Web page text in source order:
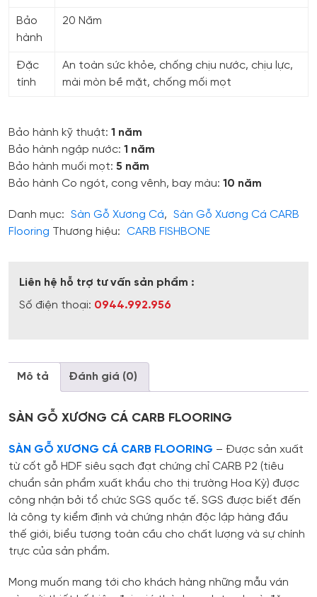
Bảo
hành
20 Năm
Đặc
tính
An toàn sức khỏe, chống chịu nước, chịu lực,
mài mòn bề mặt, chống mối mọt
Bảo hành kỹ thuật: 1 năm
Bảo hành ngập nước: 1 năm
Bảo hành muối mọt: 5 năm
Bảo hành Co ngót, cong vênh, bay màu: 10 năm
Danh mục: Sàn Gỗ Xương Cá, Sàn Gỗ Xương Cá CARB
Flooring Thương hiệu: CARB FISHBONE
Liên hệ hỗ trợ tư vấn sản phẩm :
Số điện thoại: 0944.992.956
Mô tả Đánh giá (0)
SÀN GỖ XƯƠNG CÁ CARB FLOORING
SÀN GỖ XƯƠNG CÁ CARB FLOORING – Được sản xuất
từ cốt gỗ HDF siêu sạch đạt chứng chỉ CARB P2 (tiêu
chuẩn sản phẩm xuất khẩu cho thị trường Hoa Kỳ) được
công nhận bởi tổ chức SGS quốc tế. SGS được biết đến
là công ty kiểm định và chứng nhận độc lập hàng đầu
thế giới, biểu tượng toàn cầu cho chất lượng và sự chính
trực của sản phẩm.
Mong muốn mang tới cho khách hàng những mẫu ván